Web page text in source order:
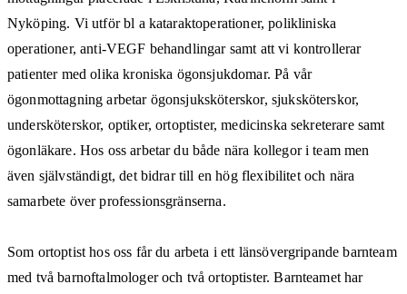
Nyköping. Vi utför bl a kataraktoperationer, polikliniska
operationer, anti-VEGF behandlingar samt att vi kontrollerar
patienter med olika kroniska ögonsjukdomar. På vår
ögonmottagning arbetar ögonsjuksköterskor, sjuksköterskor,
undersköterskor, optiker, ortoptister, medicinska sekreterare samt
ögonläkare. Hos oss arbetar du både nära kollegor i team men
även självständigt, det bidrar till en hög flexibilitet och nära
samarbete över professionsgränserna.
Som ortoptist hos oss får du arbeta i ett länsövergripande barnteam
med två barnoftalmologer och två ortoptister. Barnteamet har